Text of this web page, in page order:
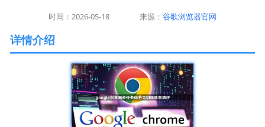
时间：2026-05-18 来源：谷歌浏览器官网
详情介绍